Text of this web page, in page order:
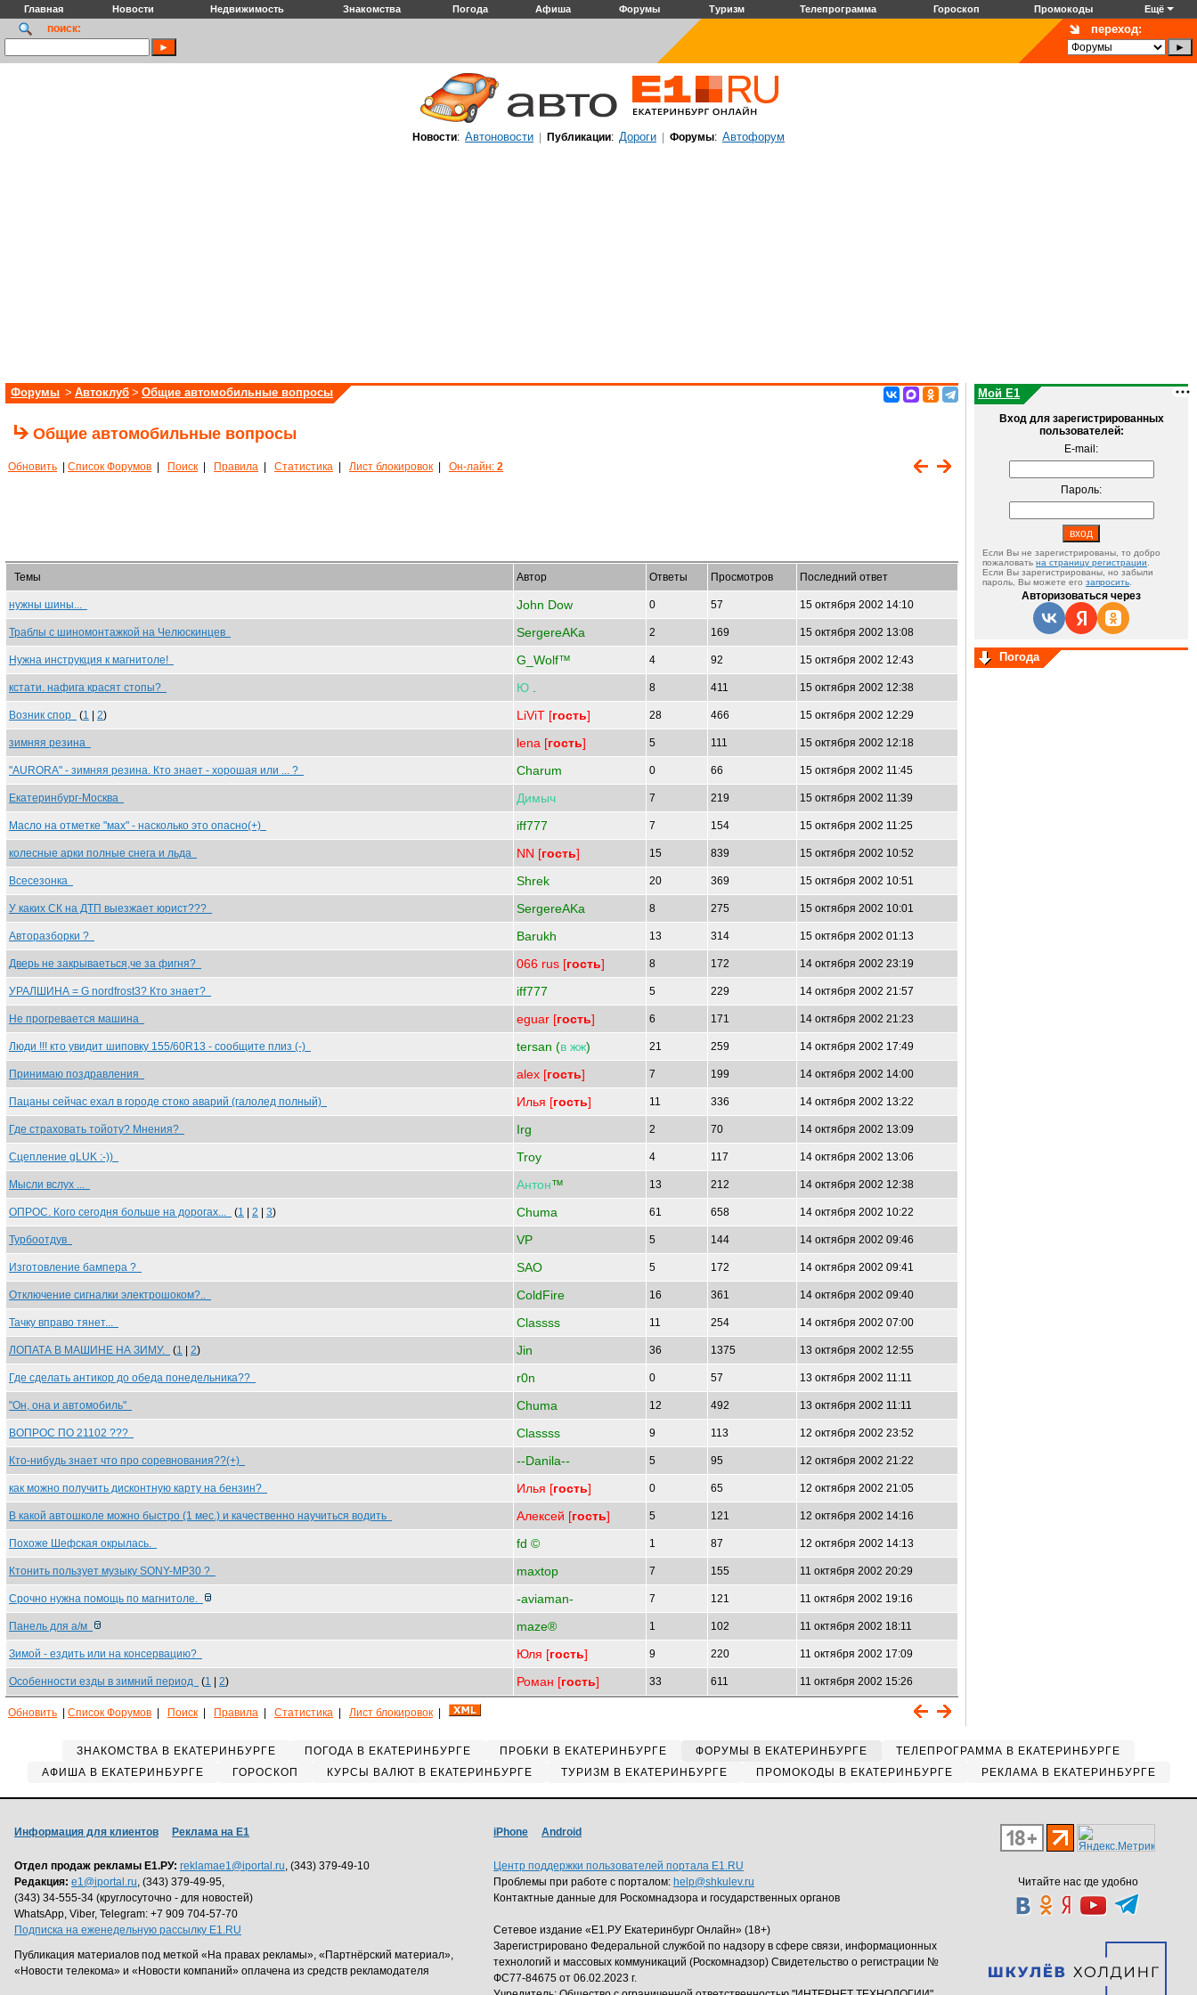
Главная Новости Недвижимость Знакомства Погода Афиша Форумы Туризм Телепрограмма Гороскоп Промокоды Ещё
поиск: переход:
Новости: Автоновости Публикации: Дороги Форумы: Автофорум
Форумы > Автоклуб > Общие автомобильные вопросы
Общие автомобильные вопросы
Обновить Список Форумов Поиск Правила Статистика Лист блокировок Он-лайн: 2
Темы Автор Ответы Просмотров Последний ответ
нужны шины... John Dow 0 57 15 октября 2002 14:10
Траблы с шиномонтажкой на Челюскинцев SergereAKa 2 169 15 октября 2002 13:08
Нужна инструкция к магнитоле! G_Wolf™ 4 92 15 октября 2002 12:43
кстати. нафига красят стопы? Ю 8 411 15 октября 2002 12:38
Возник спор (1 2) LiViT [гость] 28 466 15 октября 2002 12:29
зимняя резина lena [гость] 5 111 15 октября 2002 12:18
"AURORA" - зимняя резина. Кто знает - хорошая или ... ? Charum 0 66 15 октября 2002 11:45
Екатеринбург-Москва Димыч 7 219 15 октября 2002 11:39
Масло на отметке "мах" - насколько это опасно(+) iff777 7 154 15 октября 2002 11:25
колесные арки полные снега и льда NN [гость] 15 839 15 октября 2002 10:52
Всесезонка Shrek 20 369 15 октября 2002 10:51
У каких СК на ДТП выезжает юрист??? SergereAKa 8 275 15 октября 2002 10:01
Авторазборки ? Barukh 13 314 15 октября 2002 01:13
Дверь не закрываеться,че за фигня? 066 rus [гость] 8 172 14 октября 2002 23:19
УРАЛШИНА = G nordfrost3? Кто знает? iff777 5 229 14 октября 2002 21:57
Не прогревается машина eguar [гость] 6 171 14 октября 2002 21:23
Люди !!! кто увидит шиповку 155/60R13 - сообщите плиз (-) tersan (в жж) 21 259 14 октября 2002 17:49
Принимаю поздравления alex [гость] 7 199 14 октября 2002 14:00
Пацаны сейчас ехал в городе стоко аварий (галолед полный) Илья [гость] 11 336 14 октября 2002 13:22
Где страховать тойоту? Мнения? Irg 2 70 14 октября 2002 13:09
Сцепление gLUK :-)) Troy 4 117 14 октября 2002 13:06
Мысли вслух ... Антон™ 13 212 14 октября 2002 12:38
ОПРОС. Кого сегодня больше на дорогах... (1 2 3) Chuma 61 658 14 октября 2002 10:22
Турбоотдув VP 5 144 14 октября 2002 09:46
Изготовление бампера ? SAO 5 172 14 октября 2002 09:41
Отключение сигналки электрошоком?.. ColdFire 16 361 14 октября 2002 09:40
Тачку вправо тянет... Classss 11 254 14 октября 2002 07:00
ЛОПАТА В МАШИНЕ НА ЗИМУ. (1 2) Jin 36 1375 13 октября 2002 12:55
Где сделать антикор до обеда понедельника?? r0n 0 57 13 октября 2002 11:11
"Он, она и автомобиль" Chuma 12 492 13 октября 2002 11:11
ВОПРОС ПО 21102 ??? Classss 9 113 12 октября 2002 23:52
Кто-нибудь знает что про соревнования??(+) --Danila-- 5 95 12 октября 2002 21:22
как можно получить дисконтную карту на бензин? Илья [гость] 0 65 12 октября 2002 21:05
В какой автошколе можно быстро (1 мес.) и качественно научиться водить Алексей [гость] 5 121 12 октября 2002 14:16
Похоже Шефская окрылась. fd © 1 87 12 октября 2002 14:13
Ктонить пользует музыку SONY-MP30 ? maxtop 7 155 11 октября 2002 20:29
Срочно нужна помощь по магнитоле. -aviaman- 7 121 11 октября 2002 19:16
Панель для а/м maze® 1 102 11 октября 2002 18:11
Зимой - ездить или на консервацию? Юля [гость] 9 220 11 октября 2002 17:09
Особенности езды в зимний период (1 2) Роман [гость] 33 611 11 октября 2002 15:26
Обновить Список Форумов Поиск Правила Статистика Лист блокировок
Мой E1
Вход для зарегистрированных
пользователей:
E-mail:
Пароль:
Если Вы не зарегистрированы, то добро
пожаловать на страницу регистрации
Если Вы зарегистрированы, но забыли
пароль, Вы можете его запросить
Авторизоваться через
Погода
ЗНАКОМСТВА В ЕКАТЕРИНБУРГЕ ПОГОДА В ЕКАТЕРИНБУРГЕ ПРОБКИ В ЕКАТЕРИНБУРГЕ ФОРУМЫ В ЕКАТЕРИНБУРГЕ
ТЕЛЕПРОГРАММА В ЕКАТЕРИНБУРГЕ
АФИША В ЕКАТЕРИНБУРГЕ
ГОРОСКОП КУРСЫ ВАЛЮТ В ЕКАТЕРИНБУРГЕ ТУРИЗМ В ЕКАТЕРИНБУРГЕ ПРОМОКОДЫ В ЕКАТЕРИНБУРГЕ РЕКЛАМА В ЕКАТЕРИНБУРГЕ
Читайте нас где удобно
Информация для клиентов Реклама на Е1
Отдел продаж рекламы Е1.РУ: reklamae1@iportal.ru, (343) 379-49-10
Редакция: e1@iportal.ru, (343) 379-49-95,
(343) 34-555-34 (круглосуточно - для новостей)
WhatsApp, Viber, Telegram: +7 909 704-57-70
Подписка на еженедельную рассылку E1.RU
Публикация материалов под меткой «На правах рекламы», «Партнёрский материал»,
«Новости телекома» и «Новости компаний» оплачена из средств рекламодателя
iPhone Android
Центр поддержки пользователей портала E1.RU
Проблемы при работе с порталом: help@shkulev.ru
Контактные данные для Роскомнадзора и государственных органов
Сетевое издание «Е1.РУ Екатеринбург Онлайн» (18+)
Зарегистрировано Федеральной службой по надзору в сфере связи, информационных
технологий и массовых коммуникаций (Роскомнадзор) Свидетельство о регистрации №
ФС77-84675 от 06.02.2023 г.